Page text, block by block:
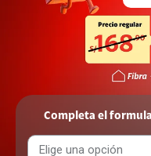
Completa el